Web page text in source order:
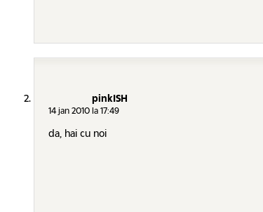
pinkISH
14 jan 2010 la 17:49
da, hai cu noi